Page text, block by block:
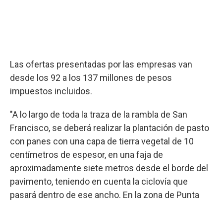
Las ofertas presentadas por las empresas van
desde los 92 a los 137 millones de pesos
impuestos incluidos.
"A lo largo de toda la traza de la rambla de San
Francisco, se deberá realizar la plantación de pasto
con panes con una capa de tierra vegetal de 10
centímetros de espesor, en una faja de
aproximadamente siete metros desde el borde del
pavimento, teniendo en cuenta la ciclovía que
pasará dentro de ese ancho. En la zona de Punta